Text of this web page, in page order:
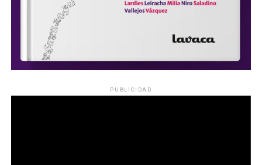
PUBLICIDAD